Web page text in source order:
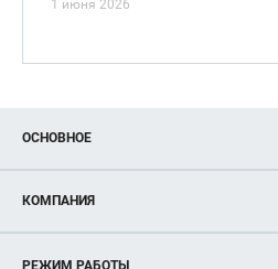
1 июня 2026
ОСНОВНОЕ
Новости
Магазины
Услуги
КОМПАНИЯ
РЕЖИМ РАБОТЫ